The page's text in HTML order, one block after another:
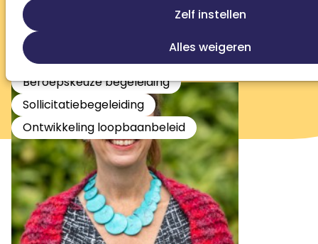
Zelf instellen
Alles weigeren
Re-integratie
Re-integratie tweede spoor
Werkfit trajecten
Studiekeuze begeleiding
Beroepskeuze begeleiding
Sollicitatiebegeleiding
Ontwikkeling loopbaanbeleid